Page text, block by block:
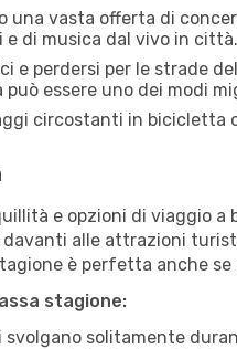
una vasta offerta di
di musica dal vivo in città.
e perdersi per le strade
essere uno dei modi
circostanti in bicicletta
e opzioni di viaggio
alle attrazioni
è perfetta anche
stagione:
solitamente